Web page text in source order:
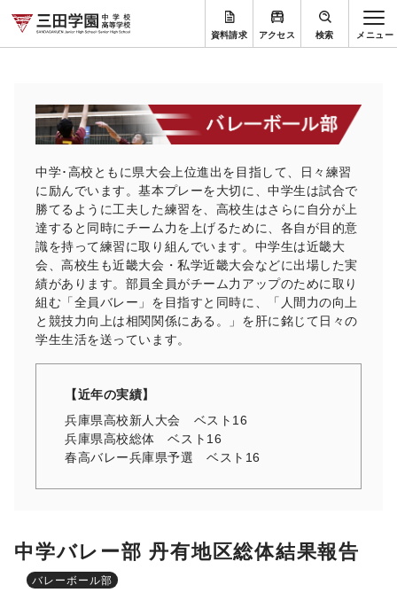
資料請求 アクセス 検索
中学･高校ともに県大会上位進出を目指して、日々練習
に励んでいます。基本プレーを大切に、中学生は試合で
勝てるように工夫した練習を、高校生はさらに自分が上
達すると同時にチーム力を上げるために、各自が目的意
識を持って練習に取り組んでいます。中学生は近畿大
会、高校生も近畿大会・私学近畿大会などに出場した実
績があります。部員全員がチーム力アップのために取り
組む「全員バレー」を目指すと同時に、「人間力の向上
と競技力向上は相関関係にある。」を肝に銘じて日々の
学生生活を送っています。
【近年の実績】
兵庫県高校新人大会 ベスト16
兵庫県高校総体 ベスト16
春高バレー兵庫県予選 ベスト16
中学バレー部 丹有地区総体結果報告
バレーボール部